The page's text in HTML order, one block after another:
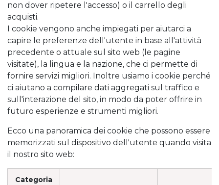
non dover ripetere l'accesso) o il carrello degli
acquisti.
I cookie vengono anche impiegati per aiutarci a
capire le preferenze dell'utente in base all'attività
precedente o attuale sul sito web (le pagine
visitate), la lingua e la nazione, che ci permette di
fornire servizi migliori. Inoltre usiamo i cookie perché
ci aiutano a compilare dati aggregati sul traffico e
sull'interazione del sito, in modo da poter offrire in
futuro esperienze e strumenti migliori.
Ecco una panoramica dei cookie che possono essere
memorizzati sul dispositivo dell'utente quando visita
il nostro sito web:
Categoria